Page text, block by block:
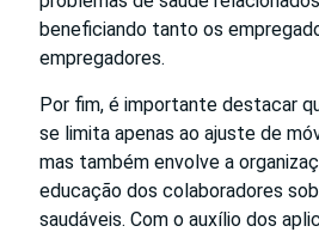
beneficiando tanto os
empregadores.
Por fim, é importante destacar
se limita apenas ao ajuste de
mas também envolve a
educação dos colaboradores
saudáveis. Com o auxílio dos